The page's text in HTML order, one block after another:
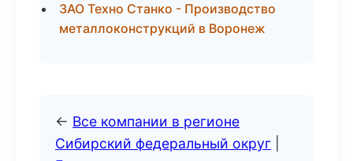
ЗАО Техно Станко - Производство
металлоконструкций в Воронеж
← Все компании в регионе
Сибирский федеральный округ